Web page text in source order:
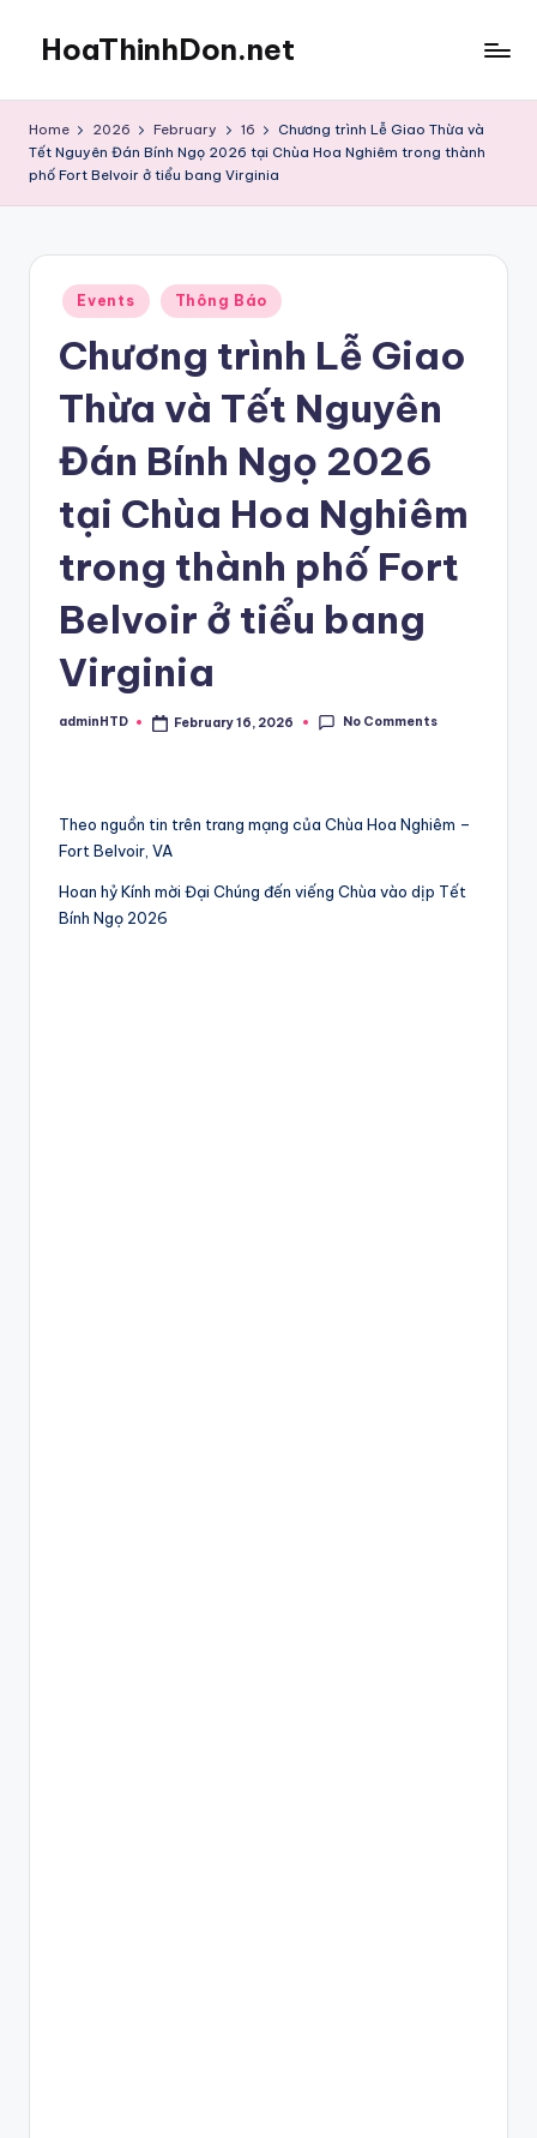
content
HoaThinhDon.net
in
Washington
Home 2026 February 16
Chương trình Lễ Giao Thừa và
Tết Nguyên Đán Bính Ngọ 2026 tại Chùa Hoa Nghiêm trong thành
phố Fort Belvoir ở tiểu bang Virginia
Posted
in
Events Thông Báo
Chương trình Lễ Giao
Thừa và Tết Nguyên
Đán Bính Ngọ 2026
tại Chùa Hoa Nghiêm
trong thành phố Fort
Belvoir ở tiểu bang
Virginia
Posted
adminHTD February 16, 2026 No Comments
Theo nguồn tin trên trang mạng của Chùa Hoa Nghiêm –
Fort Belvoir, VA
Hoan hỷ Kính mời Đại Chúng đến viếng Chùa vào dịp Tết
Bính Ngọ 2026